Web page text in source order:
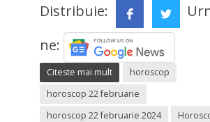
Distribuie:
ne:
Citeste mai mult
horoscop
horoscop 22 februarie
horoscop 22 februarie 2024